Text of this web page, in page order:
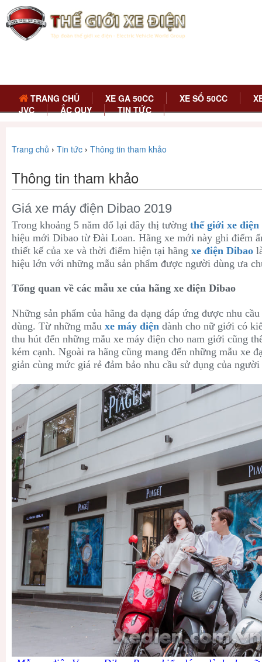
TRANG CHỦ XE GA 50CC XE SỐ 50CC
JVC
ẮC QUY TIN TỨC
Trang chủ › Tin tức › Thông tin tham khảo
Thông tin tham khảo
Giá xe máy điện Dibao 2019
Trong khoảng 5 năm đổ lại đây thị tường thế giới xe điện
hiệu mới Dibao từ Đài Loan. Hãng xe mới này ghi điểm
thiết kế của xe và thời điểm hiện tại hãng xe điện Dibao
hiệu lớn với những mẫu sản phẩm được người dùng ưa
Tổng quan về các mẫu xe của hãng xe điện Dibao
Những sản phẩm của hãng đa dạng đáp ứng được nhu
dùng. Từ những mẫu xe máy điện dành cho nữ giới có
thu hút đến những mẫu xe máy điện cho nam giới cũng
kém cạnh. Ngoài ra hãng cũng mang đến những mẫu xe
giản cùng mức giá rẻ đảm bảo nhu cầu sử dụng của